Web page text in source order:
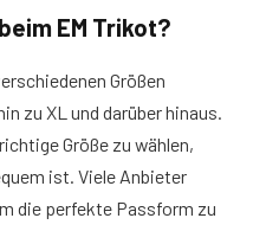
EM Trikot?
Größen
zu XL und darüber hinaus.
Größe zu wählen,
ist. Viele Anbieter
die perfekte Passform zu